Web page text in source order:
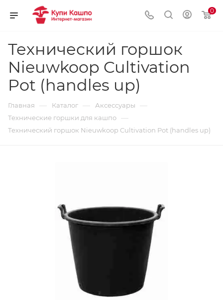
0
Технический горшок
Nieuwkoop Cultivation
Pot (handles up)
Главная — Каталог — Аксессуары —
Технические горшки для кашпо —
Технический горшок Nieuwkoop Cultivation Pot (handles up)